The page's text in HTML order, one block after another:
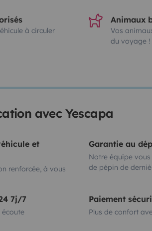
à circuler
Animaux
Vos
du voyage !
avec Yescapa
et
renforcée, à vous
Garantie au
Notre équipe
de pépin de
7j/7 Paiement
Plus de confort